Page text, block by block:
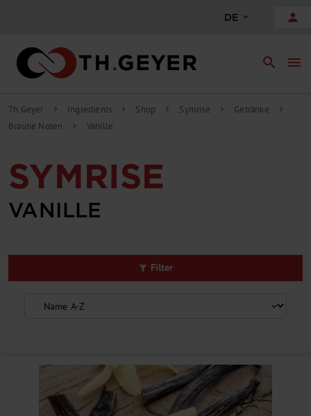
DE person
search menu
Th.Geyer chevron_right Ingredients chevron_right Shop chevron_right Symrise chevron_right Getränke chevron_right
Braune Noten chevron_right Vanille
SYMRISE
VANILLE
filter_alt Filter